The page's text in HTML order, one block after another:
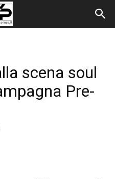
scena soul
Pre-